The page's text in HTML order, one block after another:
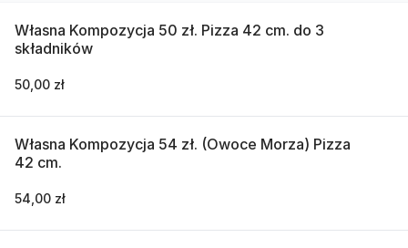
Własna Kompozycja 50 zł. Pizza 42 cm. do 3
składników
50,00 zł
Własna Kompozycja 54 zł. (Owoce Morza) Pizza
42 cm.
54,00 zł